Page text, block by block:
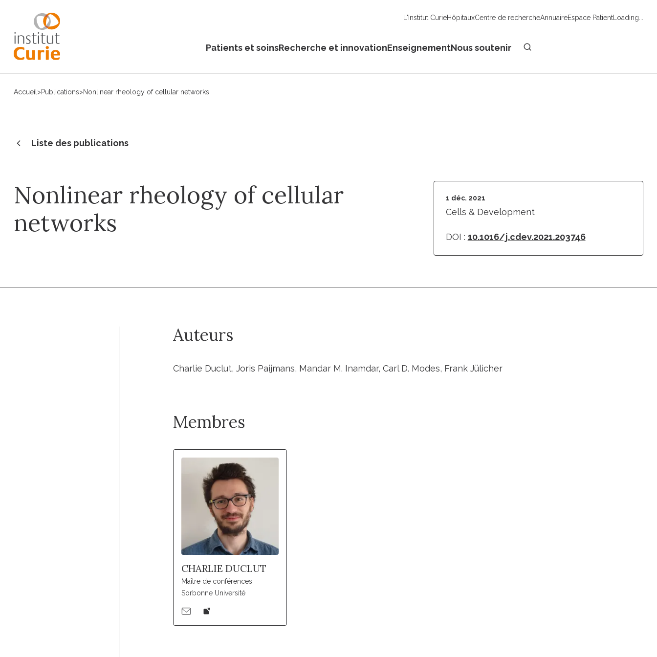
L'Institut CurieHôpitauxCentre de rechercheAnnuaireEspace PatientLoading...
Patients et soinsRecherche et innovationEnseignementNous soutenir
Accueil >Publications>Nonlinear rheology of cellular networks
Liste des publications
Nonlinear rheology of cellular
networks
1 déc. 2021
Cells & Development
DOI : 10.1016/j.cdev.2021.203746
Auteurs
Charlie Duclut, Joris Paijmans, Mandar M. Inamdar, Carl D. Modes, Frank Jülicher
Membres
CHARLIE DUCLUT
Maître de conférences
Sorbonne Université